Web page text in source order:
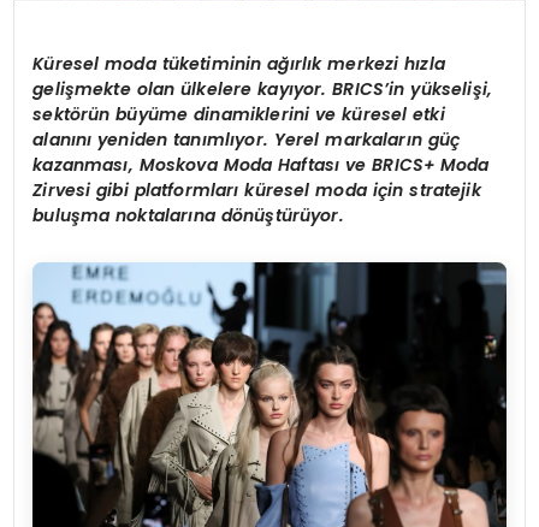
Küresel moda tüketiminin ağırlık merkezi hızla
gelişmekte olanülkelere kayıyor. BRICS’in yükselişi,
sektörün büyüme dinamiklerini ve küresel etki
alanınıyeniden tanımlıyor. Yerel markaların güç
kazanması, Moskova Moda Haftasıve BRICS+ Moda
Zirvesi gibi platformlarıküresel moda için stratejik
buluşma noktalarına dönüştürüyor.